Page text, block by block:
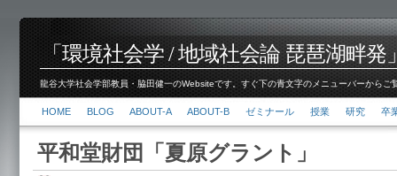
「環境社会学 / 地域社会論 琵琶湖畔発
龍谷大学社会学部教員・脇田健一のWebsiteです。すぐ下の青文字のメニューバーから
HOME BLOG ABOUT-A ABOUT-B ゼミナール 授業 研究 卒
平和堂財団「夏原グラント」